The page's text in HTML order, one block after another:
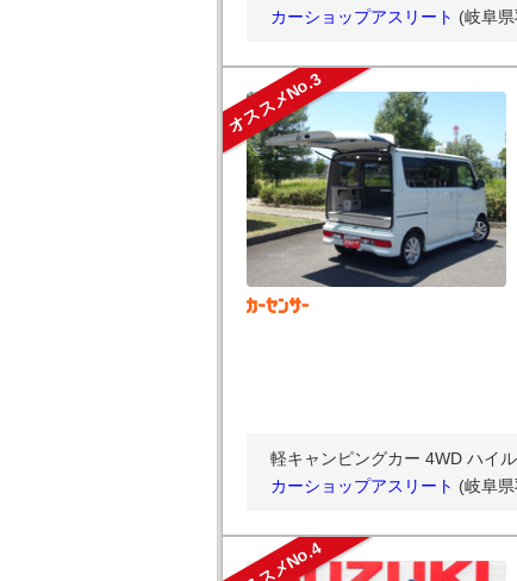
カーショップアスリート (岐阜
オススメNo.3
軽キャンピングカー 4WD ハイ
カーショップアスリート (岐阜